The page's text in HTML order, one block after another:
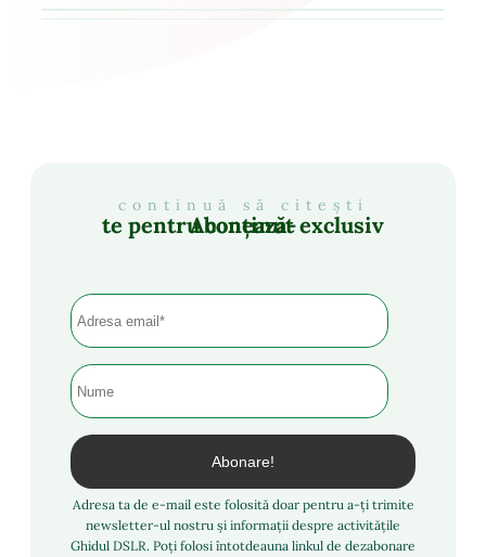
continuă să citești
Abonează-te pentru conținut exclusiv
Adresa ta de e-mail este folosită doar pentru a-ți trimite
newsletter-ul nostru și informații despre activitățile
Ghidul DSLR. Poți folosi întotdeauna linkul de dezabonare